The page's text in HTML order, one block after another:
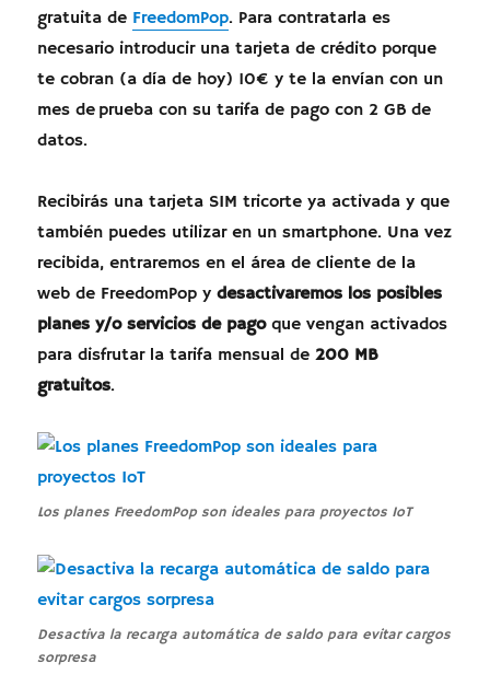
gratuita de FreedomPop. Para contratarla es
necesario introducir una tarjeta de crédito porque
te cobran (a día de hoy) 10€ y te la envían con un
mes de prueba con su tarifa de pago con 2 GB de
datos.
Recibirás una tarjeta SIM tricorte ya activada y que
también puedes utilizar en un smartphone. Una vez
recibida, entraremos en el área de cliente de la
web de FreedomPop ydesactivaremos los posibles
planes y/o servicios de pagoque vengan activados
para disfrutar la tarifa mensual de200 MB
gratuitos.
Los planes FreedomPop son ideales para proyectos IoT
Desactiva la recarga automática de saldo para evitar cargos
sorpresa